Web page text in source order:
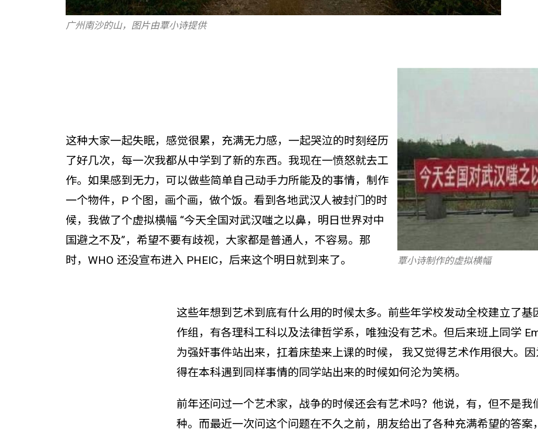
广州南沙的山，图片由覃小诗提供
这种大家一起失眠，感觉很累，充满无力感，一起哭泣的时刻经历
了好几次，每一次我都从中学到了新的东西。我现在一愤怒就去工
作。如果感到无力，可以做些简单自己动手力所能及的事情，制作
一个物件，P 个图，画个画，做个饭。看到各地武汉人被封门的时
候，我做了个虚拟横幅 “今天全国对武汉嗤之以鼻，明日世界对中
国避之不及”，希望不要有歧视，大家都是普通人，不容易。那
时，WHO 还没宣布进入 PHEIC，后来这个明日就到来了。
覃小诗制作的虚拟横幅
这些年想到艺术到底有什么用的时候太多。前些年学校发动全校建立了基
作组，有各理科工科以及法律哲学系，唯独没有艺术。但后来班上同学
为强奸事件站出来，扛着床垫来上课的时候， 我又觉得艺术作用很大。
得在本科遇到同样事情的同学站出来的时候如何沦为笑柄。
前年还问过一个艺术家，战争的时候还会有艺术吗？他说，有，但不是我
种。而最近一次问这个问题在不久之前，朋友给出了各种充满希望的答案